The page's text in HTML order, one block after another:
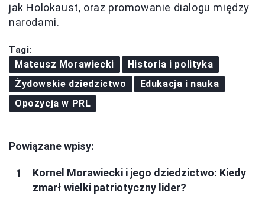
jak Holokaust, oraz promowanie dialogu między
narodami.
Tagi:
Mateusz Morawiecki
Historia i polityka
Żydowskie dziedzictwo
Edukacja i nauka
Opozycja w PRL
Powiązane wpisy:
Kornel Morawiecki i jego dziedzictwo: Kiedy
zmarł wielki patriotyczny lider?